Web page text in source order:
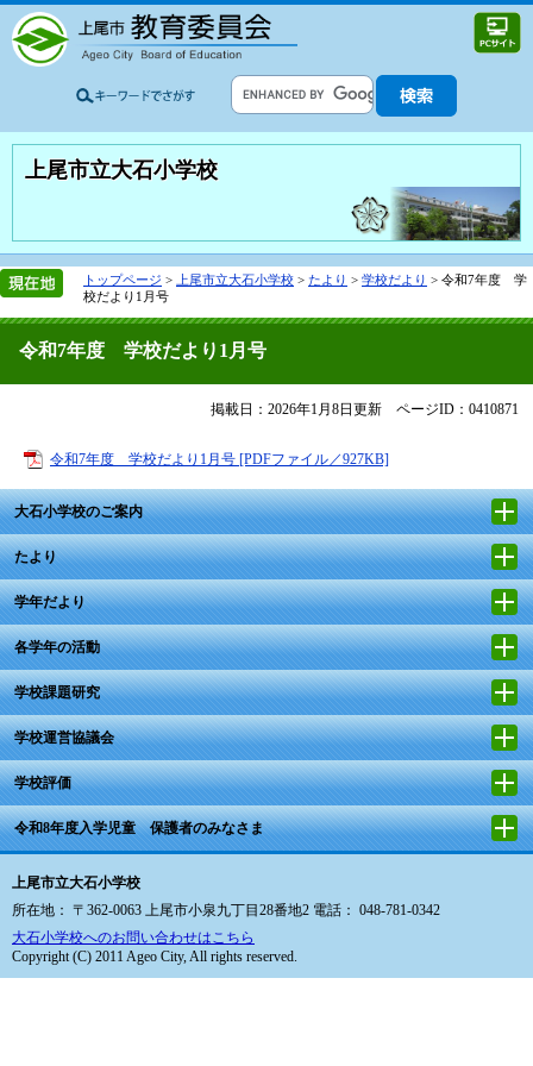
上尾市立大石小学校
トップページ > 上尾市立大石小学校 > たより > 学校だより > 令和7年度 学
校だより1月号
令和7年度 学校だより1月号
掲載日：2026年1月8日更新 ページID：0410871
令和7年度 学校だより1月号 [PDFファイル／927KB]
大石小学校のご案内
たより
学年だより
各学年の活動
学校課題研究
学校運営協議会
学校評価
令和8年度入学児童 保護者のみなさま
上尾市立大石小学校
所在地： 〒362-0063 上尾市小泉九丁目28番地2 電話： 048-781-0342
大石小学校へのお問い合わせはこちら
Copyright (C) 2011 Ageo City, All rights reserved.